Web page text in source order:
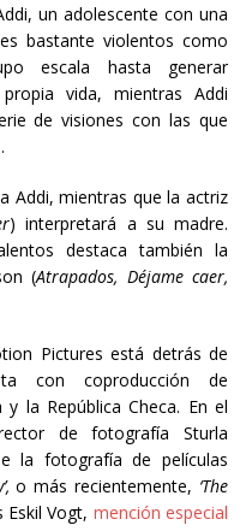
un adolescente con una
bastante violentos como
escala hasta generar
vida, mientras Addi
de visiones con las que
Addi, mientras que la actriz
) interpretará a su madre.
destaca también la
(Atrapados, Déjame caer,
Pictures está detrás de
con coproducción de
la República Checa. En el
de fotografía Sturla
la fotografía de películas
o más recientemente, ‘The
Vogt, mención especial